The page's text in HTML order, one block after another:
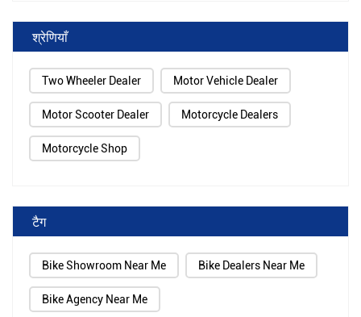
श्रेणियाँ
Two Wheeler Dealer Motor Vehicle Dealer
Motor Scooter Dealer Motorcycle Dealers
Motorcycle Shop
टैग
Bike Showroom Near Me Bike Dealers Near Me
Bike Agency Near Me